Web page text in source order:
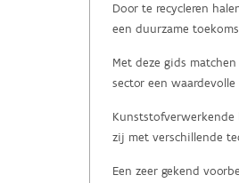
Door te recycleren
een duurzame
Met deze gids
sector een
zij met verschillende
Een zeer gekend